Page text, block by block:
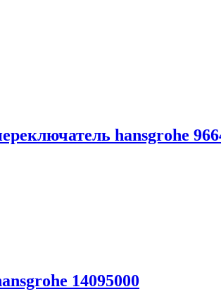
hansgrohe
14095000